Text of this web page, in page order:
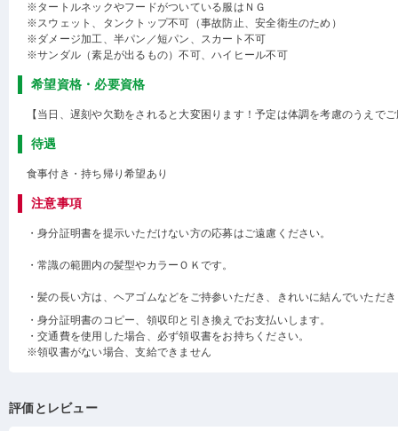
※タートルネックやフードがついている服はＮＧ
※スウェット、タンクトップ不可（事故防止、安全衛生のため）
※ダメージ加工、半パン／短パン、スカート不可
※サンダル（素足が出るもの）不可、ハイヒール不可
希望資格・必要資格
【当日、遅刻や欠勤をされると大変困ります！予定は体調を考慮のうえで
待遇
食事付き・持ち帰り希望あり
注意事項
・身分証明書を提示いただけない方の応募はご遠慮ください。
・常識の範囲内の髪型やカラーＯＫです。
・髪の長い方は、ヘアゴムなどをご持参いただき、きれいに結んでいただ
・身分証明書のコピー、領収印と引き換えでお支払いします。
・交通費を使用した場合、必ず領収書をお持ちください。
※領収書がない場合、支給できません
評価とレビュー